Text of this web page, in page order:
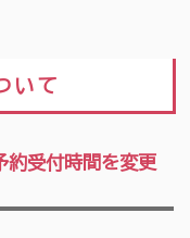
いて
約受付時間を変更